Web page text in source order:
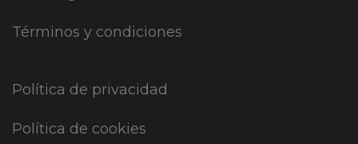
Términos y condiciones
Política de privacidad
Política de cookies